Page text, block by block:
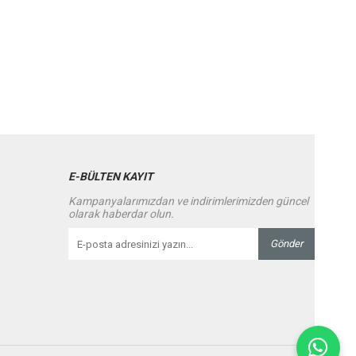
E-BÜLTEN KAYIT
Kampanyalarımızdan ve indirimlerimizden güncel
olarak haberdar olun.
Gönder